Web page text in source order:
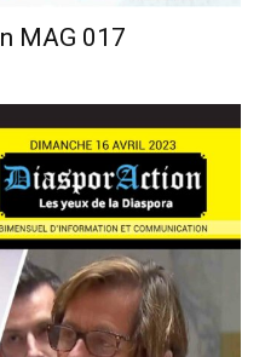
MAG 017